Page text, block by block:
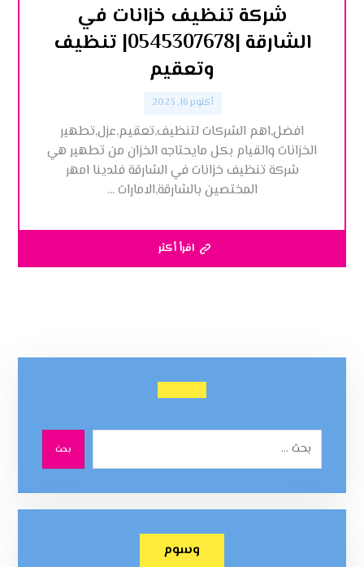
شركة تنظيف خزانات في
الشارقة |0545307678| تنظيف
وتعقيم
أكتوبر 16, 2023
افضل,اهم الشركات لتنظيف,تعقيم,عزل,تطهير
الخزانات والقيام بكل مايحتاجه الخزان من تطهير هي
شركة تنظيف خزانات في الشارقة فلدينا امهر
المختصين بالشارقة,الامارات ...
اقرأ أكثر
بحث
وسوم